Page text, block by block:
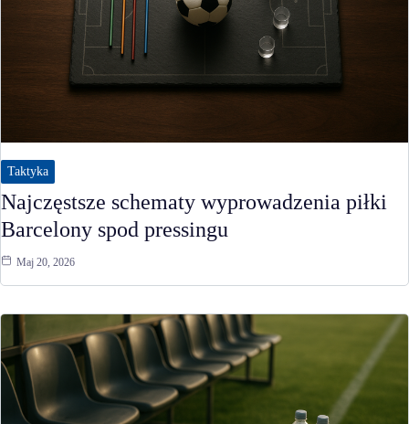
Taktyka
Najczęstsze schematy wyprowadzenia piłki
Barcelony spod pressingu
Maj 20, 2026